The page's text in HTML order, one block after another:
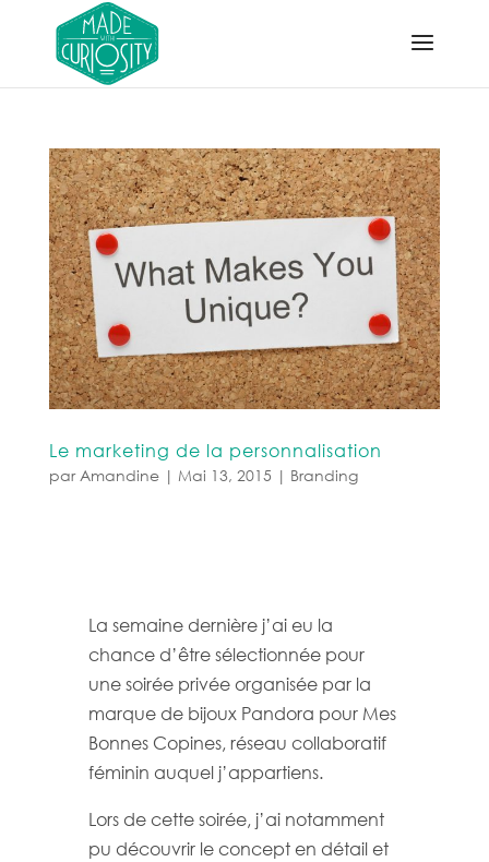
Le marketing de la personnalisation
par Amandine| Mai 13, 2015 | Branding
La semaine dernière j’ai eu la
chance d’être sélectionnée pour
une soirée privée organisée par la
marque de bijoux Pandora pour Mes
Bonnes Copines, réseau collaboratif
féminin auquel j’appartiens.
Lors de cette soirée, j’ai notamment
pu découvrir le concept en détail et